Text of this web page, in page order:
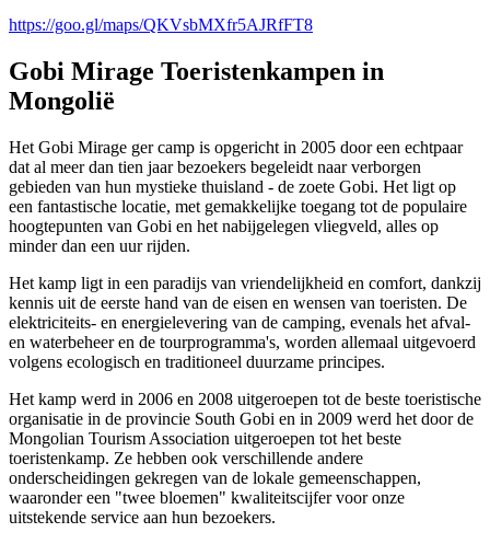
https://goo.gl/maps/QKVsbMXfr5AJRfFT8
Gobi Mirage Toeristenkampen in
Mongolië
Het Gobi Mirage ger camp is opgericht in 2005 door een echtpaar
dat al meer dan tien jaar bezoekers begeleidt naar verborgen
gebieden van hun mystieke thuisland - de zoete Gobi. Het ligt op
een fantastische locatie, met gemakkelijke toegang tot de populaire
hoogtepunten van Gobi en het nabijgelegen vliegveld, alles op
minder dan een uur rijden.
Het kamp ligt in een paradijs van vriendelijkheid en comfort, dankzij
kennis uit de eerste hand van de eisen en wensen van toeristen. De
elektriciteits- en energielevering van de camping, evenals het afval-
en waterbeheer en de tourprogramma's, worden allemaal uitgevoerd
volgens ecologisch en traditioneel duurzame principes.
Het kamp werd in 2006 en 2008 uitgeroepen tot de beste toeristische
organisatie in de provincie South Gobi en in 2009 werd het door de
Mongolian Tourism Association uitgeroepen tot het beste
toeristenkamp. Ze hebben ook verschillende andere
onderscheidingen gekregen van de lokale gemeenschappen,
waaronder een "twee bloemen" kwaliteitscijfer voor onze
uitstekende service aan hun bezoekers.